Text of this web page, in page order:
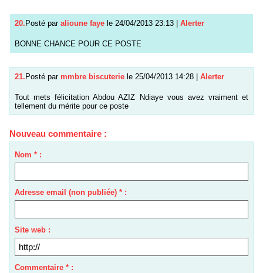
20. Posté par alioune faye le 24/04/2013 23:13 Alerter
BONNE CHANCE POUR CE POSTE
21.Posté par mmbre biscuterie le 25/04/2013 14:28 | Alerter
Tout mets félicitation Abdou AZIZ Ndiaye vous avez vraiment et
tellement du mérite pour ce poste
Nouveau commentaire :
Nom * :
Adresse email (non publiée) * :
Site web :
Commentaire * :